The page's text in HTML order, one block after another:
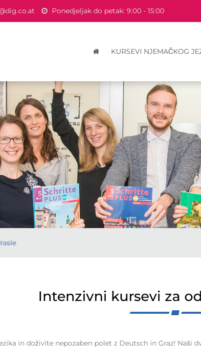
Ponedjeljak do petak: 9:00 - 15:00
KURSEVI NJEMAČKOG
Intenzivni kursevi za
in doživite nepozaben polet z Deutsch in Graz! Naši